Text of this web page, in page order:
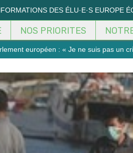
DES ÉLU·E·S EUROPE
NOS PRIORITES
européen : « Je ne suis pas un